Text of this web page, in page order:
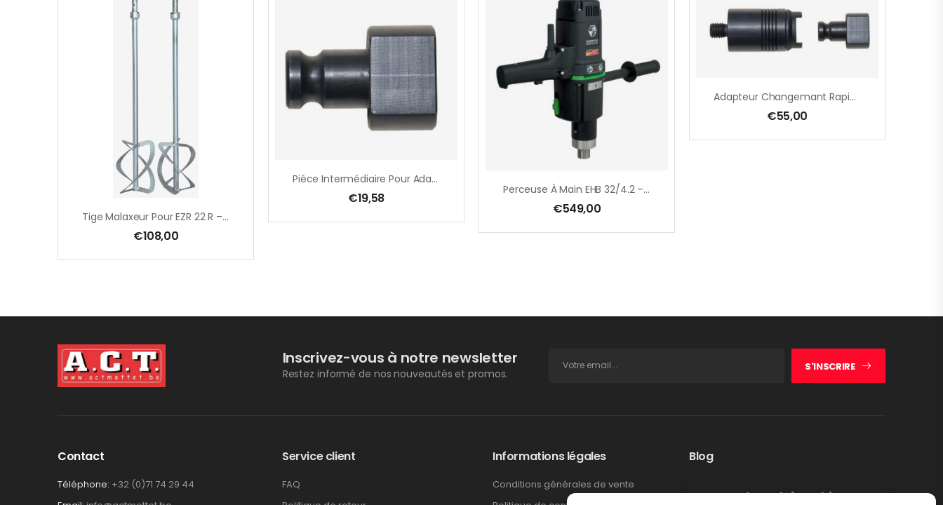
Tige Malaxeur Pour EZR 22 R – EZR 23 R R/L – EZR 21 S – 230 X 650 Mm – Par Paire
€108,00
Piéce Intermédiaire Pour Adaptateur M14, Extérieur, Pour Malaxage
€19,58
Perceuse À Main EHB 32/4.2 – 1700 W
€549,00
Adapteur Changemant Rapide M 14, Intérieur, Malaxeur
€55,00
Inscrivez-vous à notre newsletter
Restez informé de nos nouveautés et promos.
S'INSCRIRE
Contact
Téléphone: +32 (0)71 74 29 44
Service client
FAQ
Informations légales
Conditions générales de vente
Blog
Rappel produit Makita –